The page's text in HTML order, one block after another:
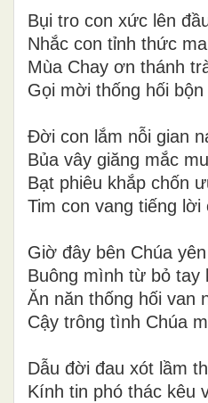
Bụi tro con xức lên
Nhắc con tỉnh thức
Mùa Chay ơn thánh
Gọi mời thống hối
Đời con lắm nỗi gian
Bủa vây giăng mắc
Bạt phiêu khắp chốn
Tim con vang tiếng
Giờ đây bên Chúa
Buông mình từ bỏ tay
Ăn năn thống hối van
Cậy trông tình Chúa
Dẫu đời đau xót lầm
Kính tin phó thác kêu